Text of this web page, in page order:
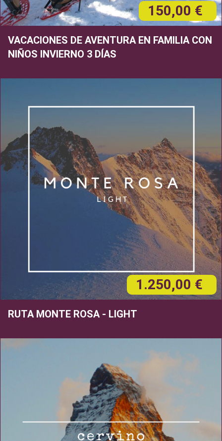
150,00 €
VACACIONES DE AVENTURA EN FAMILIA CON
NIÑOS INVIERNO 3 DÍAS
1.250,00 €
RUTA MONTE ROSA - LIGHT